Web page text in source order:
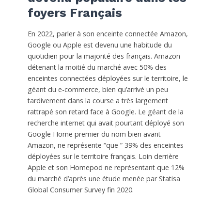
foyers Français
En 2022, parler à son enceinte connectée Amazon,
Google ou Apple est devenu une habitude du
quotidien pour la majorité des français. Amazon
détenant la moitié du marché avec 50% des
enceintes connectées déployées sur le territoire, le
géant du e-commerce, bien qu’arrivé un peu
tardivement dans la course a très largement
rattrapé son retard face à Google. Le géant de la
recherche internet qui avait pourtant déployé son
Google Home premier du nom bien avant
Amazon, ne représente “que ” 39% des enceintes
déployées sur le territoire français. Loin derrière
Apple et son Homepod ne représentant que 12%
du marché d’après une étude menée par Statisa
Global Consumer Survey fin 2020.